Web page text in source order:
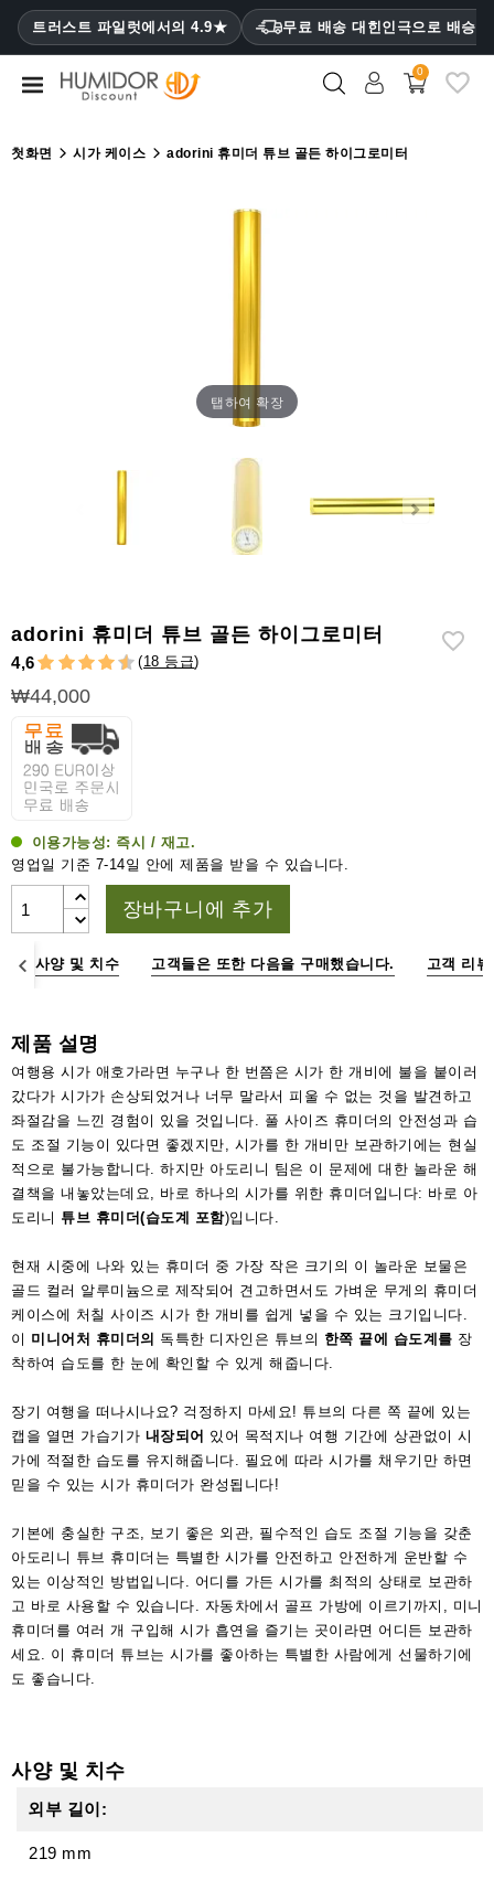
트러스트 파일럿에서의 4.9★ 무료 배송 대힌인극으로 배승
CATEGORY
휴
시
저
도
계
기
타
가
서
리
0
첫화면 시가 케이스 adorini 휴미더 튜브 골든 하이그로미터
탭하여 확장
adorini 휴미더 튜브 골든 하이그로미터
4,6 (18 등급)
₩44,000
이용가능성: 즉시 / 재고.
영업일 기준 7-14일 안에 제품을 받을 수 있습니다.
장바구니에 추가
사양 및 치수 고객들은 또한 다음을 구매했습니다. 고객 리뷰
제품 설명
여행용 시가 애호가라면 누구나 한 번쯤은 시가 한 개비에 불을 붙이러
갔다가 시가가 손상되었거나 너무 말라서 피울 수 없는 것을 발견하고
좌절감을 느낀 경험이 있을 것입니다. 풀 사이즈 휴미더의 안전성과 습
도 조절 기능이 있다면 좋겠지만, 시가를 한 개비만 보관하기에는 현실
적으로 불가능합니다. 하지만 아도리니 팀은 이 문제에 대한 놀라운 해
결책을 내놓았는데요, 바로 하나의 시가를 위한 휴미더입니다: 바로 아
도리니 튜브 휴미더(습도계 포함)입니다.
현재 시중에 나와 있는 휴미더 중 가장 작은 크기의 이 놀라운 보물은
골드 컬러 알루미늄으로 제작되어 견고하면서도 가벼운 무게의 휴미더
케이스에 처칠 사이즈 시가 한 개비를 쉽게 넣을 수 있는 크기입니다.
이 미니어처 휴미더의 독특한 디자인은 튜브의 한쪽 끝에 습도계를 장
착하여 습도를 한 눈에 확인할 수 있게 해줍니다.
장기 여행을 떠나시나요? 걱정하지 마세요! 튜브의 다른 쪽 끝에 있는
캡을 열면 가습기가 내장되어 있어 목적지나 여행 기간에 상관없이 시
가에 적절한 습도를 유지해줍니다. 필요에 따라 시가를 채우기만 하면
믿을 수 있는 시가 휴미더가 완성됩니다!
기본에 충실한 구조, 보기 좋은 외관, 필수적인 습도 조절 기능을 갖춘
아도리니 튜브 휴미더는 특별한 시가를 안전하고 안전하게 운반할 수
있는 이상적인 방법입니다. 어디를 가든 시가를 최적의 상태로 보관하
고 바로 사용할 수 있습니다. 자동차에서 골프 가방에 이르기까지, 미니
휴미더를 여러 개 구입해 시가 흡연을 즐기는 곳이라면 어디든 보관하
세요. 이 휴미더 튜브는 시가를 좋아하는 특별한 사람에게 선물하기에
도 좋습니다.
사양 및 치수
외부 길이:
219 mm